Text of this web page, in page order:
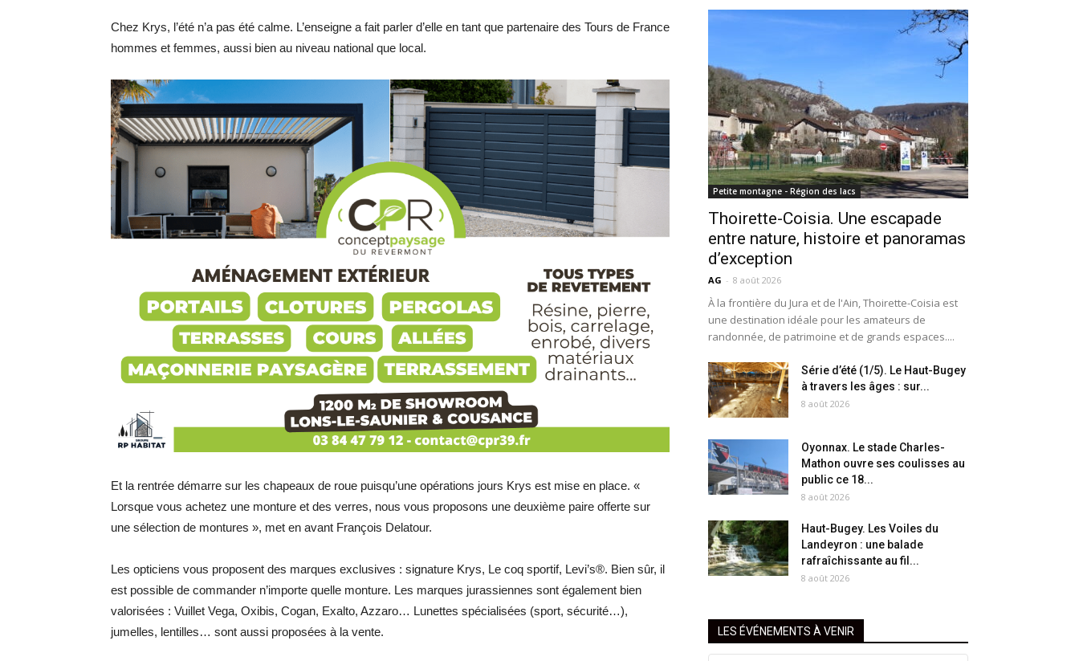
Chez Krys, l’été n’a pas été calme. L’enseigne a fait parler d’elle en tant que partenaire des Tours de France
hommes et femmes, aussi bien au niveau national que local.
Et la rentrée démarre sur les chapeaux de roue puisqu’une opérations jours Krys est mise en place. «
Lorsque vous achetez une monture et des verres, nous vous proposons une deuxième paire offerte sur
une sélection de montures », met en avant François Delatour.
Les opticiens vous proposent des marques exclusives : signature Krys, Le coq sportif, Levi’s®. Bien sûr, il
est possible de commander n’importe quelle monture. Les marques jurassiennes sont également bien
valorisées : Vuillet Vega, Oxibis, Cogan, Exalto, Azzaro… Lunettes spécialisées (sport, sécurité…),
jumelles, lentilles… sont aussi proposées à la vente.
Petite montagne - Région des lacs
Thoirette-Coisia. Une escapade
entre nature, histoire et panoramas
d’exception
AG - 8 août 2026
À la frontière du Jura et de l'Ain, Thoirette-Coisia est
une destination idéale pour les amateurs de
randonnée, de patrimoine et de grands espaces....
Série d’été (1/5). Le Haut-Bugey
à travers les âges : sur...
8 août 2026
Oyonnax. Le stade Charles-
Mathon ouvre ses coulisses au
public ce 18...
8 août 2026
Haut-Bugey. Les Voiles du
Landeyron : une balade
rafraîchissante au fil...
8 août 2026
LES ÉVÉNEMENTS À VENIR